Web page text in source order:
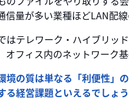
信量が多い業種ほどLAN配
はテレワーク・ハイブリッ
オフィス内のネットワーク
境の質は単なる「利便性」
る経営課題といえるでしょう